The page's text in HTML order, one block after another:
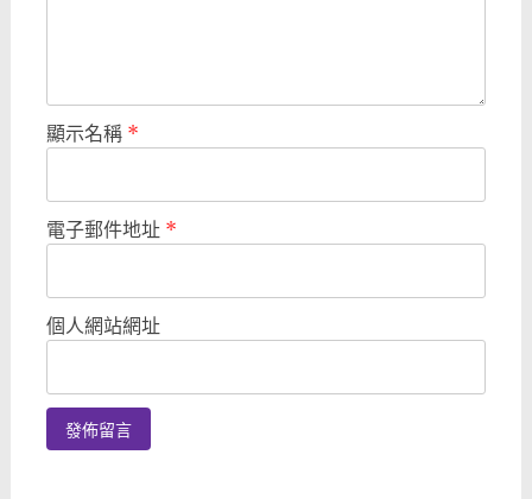
顯示名稱 *
電子郵件地址 *
個人網站網址